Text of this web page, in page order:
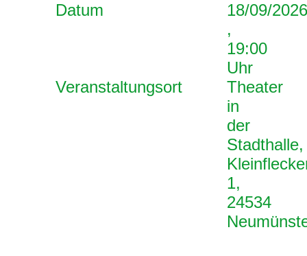
Datum
18/09/2026
,
19:00
Uhr
Veranstaltungsort
Theater
in
der
Stadthalle,
1,
24534